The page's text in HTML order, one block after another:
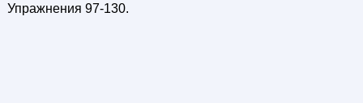
Упражнения 97-130.